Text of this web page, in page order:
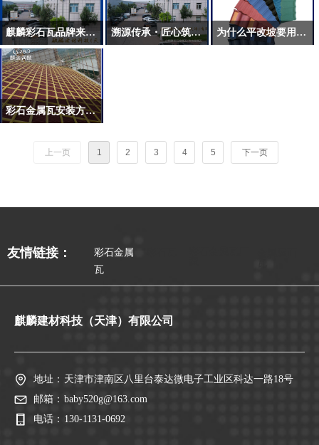
麒麟彩石瓦品牌来历与简介 溯源传承・匠心筑顶 —— 麒麟彩石瓦的前世今生 为什么平改坡要用彩石金属瓦
彩石金属瓦安装方法！
上一页 1 2 3 4 5 下一页
麒麟建材科技（天津）有限公司
地址： 天津市津南区八里台泰达微电子工业区科达一路18号
邮箱： baby520g@163.com
电话： 130-1131-0692
友情链接：
彩石金属
瓦